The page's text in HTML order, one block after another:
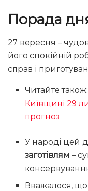
Порада
27 вересня –
його спокійній
справ і
Читайте
Київщині 29
прогноз
У народі цей
заготівлям –
Вважалося, що